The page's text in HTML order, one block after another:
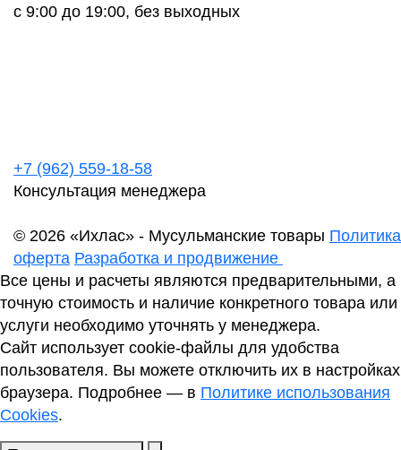
с 9:00 до 19:00, без выходных
+7 (962) 559-18-58
Консультация менеджера
© 2026 «Ихлас» - Мусульманские товары
оферта Разработка и продвижение
Все цены и расчеты являются предварительными, а
точную стоимость и наличие конкретного товара или
услуги необходимо уточнять у менеджера.
Сайт использует cookie-файлы для удобства
пользователя. Вы можете отключить их в настройках
браузера. Подробнее — в Политике использования
Cookies.